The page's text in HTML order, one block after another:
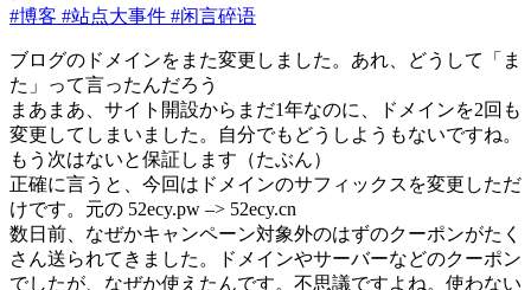
#博客 #站点大事件 #闲言碎语
ブログのドメインをまた変更しました。あれ、どうして「ま
た」って言ったんだろう
まあまあ、サイト開設からまだ1年なのに、ドメインを2回も
変更してしまいました。自分でもどうしようもないですね。
もう次はないと保証します（たぶん）
正確に言うと、今回はドメインのサフィックスを変更しただ
けです。元の 52ecy.pw –> 52ecy.cn
数日前、なぜかキャンペーン対象外のはずのクーポンがたく
さん送られてきました。ドメインやサーバーなどのクーポン
でしたが、なぜか使えたんです。不思議ですよね。使わない